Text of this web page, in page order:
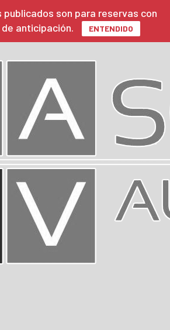
publicados son para reservas con
de anticipación.
ENTENDIDO